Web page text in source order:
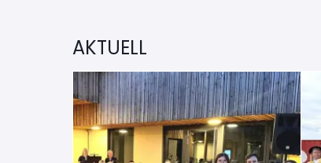
AKTUELL